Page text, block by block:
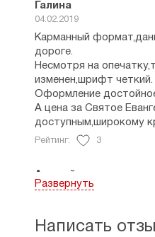
Написать
Галина
04.02.2019
Карманный
дороге.
Несмотря на
изменен,шрифт четкий.
Оформление
А цена за Святое
доступным,широкому
Рейтинг: 3
Андрей
30.12.2019
Рейтинг: 1
Развернуть